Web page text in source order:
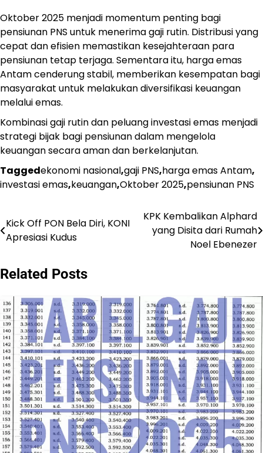
Oktober 2025 menjadi momentum penting bagi
pensiunan PNS untuk menerima gaji rutin. Distribusi yang
cepat dan efisien memastikan kesejahteraan para
pensiunan tetap terjaga. Sementara itu, harga emas
Antam cenderung stabil, memberikan kesempatan bagi
masyarakat untuk melakukan diversifikasi keuangan
melalui emas.
Kombinasi gaji rutin dan peluang investasi emas menjadi
strategi bijak bagi pensiunan dalam mengelola
keuangan secara aman dan berkelanjutan.
Taggedekonomi nasional,gaji PNS,harga emas Antam,
investasi emas,keuangan,Oktober 2025,pensiunan PNS
Post
navigation
Kick Off PON Bela Diri, KONI
Apresiasi Kudus
KPK Kembalikan Alphard
yang Disita dari Rumah
Noel Ebenezer
Related Posts